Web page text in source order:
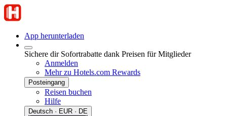
App herunterladen
Sichere dir Sofortrabatte dank Preisen für Mitglieder
Anmelden
Mehr zu Hotels.com Rewards
Posteingang
Reisen buchen
Hilfe
Deutsch · EUR · DE